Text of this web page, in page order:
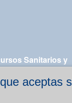
aceptas
Sanitarios y